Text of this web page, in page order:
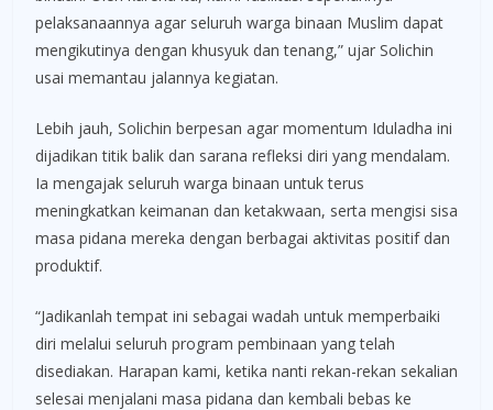
pelaksanaannya agar seluruh warga binaan Muslim dapat
mengikutinya dengan khusyuk dan tenang,” ujar Solichin
usai memantau jalannya kegiatan.
Lebih jauh, Solichin berpesan agar momentum Iduladha ini
dijadikan titik balik dan sarana refleksi diri yang mendalam.
Ia mengajak seluruh warga binaan untuk terus
meningkatkan keimanan dan ketakwaan, serta mengisi sisa
masa pidana mereka dengan berbagai aktivitas positif dan
produktif.
“Jadikanlah tempat ini sebagai wadah untuk memperbaiki
diri melalui seluruh program pembinaan yang telah
disediakan. Harapan kami, ketika nanti rekan-rekan sekalian
selesai menjalani masa pidana dan kembali bebas ke